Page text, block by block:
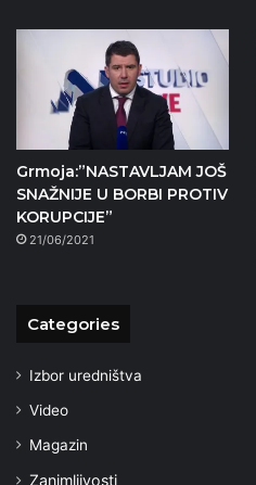
Grmoja:”NASTAVLJAM JOŠ
SNAŽNIJE U BORBI PROTIV
KORUPCIJE”
21/06/2021
Categories
Izbor uredništva
Video
Magazin
Zanimljivosti